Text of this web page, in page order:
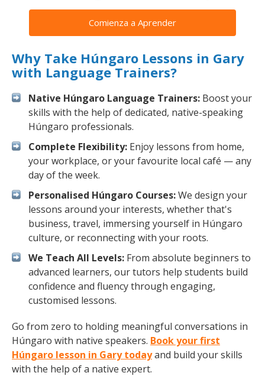
Comienza a Aprender
Why Take Húngaro Lessons in Gary
with Language Trainers?
Native Húngaro Language Trainers: Boost your
skills with the help of dedicated, native-speaking
Húngaro professionals.
Complete Flexibility: Enjoy lessons from home,
your workplace, or your favourite local café — any
day of the week.
Personalised Húngaro Courses:We design your
lessons around your interests, whether that's
business, travel, immersing yourself in Húngaro
culture, or reconnecting with your roots.
We Teach All Levels: From absolute beginners to
advanced learners, our tutors help students build
confidence and fluency through engaging,
customised lessons.
Go from zero to holding meaningful conversations in
Húngaro with native speakers. Book your first
Húngaro lesson in Gary todayand build your skills
with the help of a native expert.